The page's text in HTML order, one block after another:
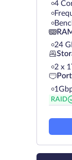
4
24
2 х
RAID